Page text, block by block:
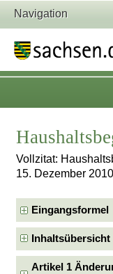
Navigation
Vollzitat:
15. Dezember
Eingangsformel
Inhaltsübersicht
Artikel 1